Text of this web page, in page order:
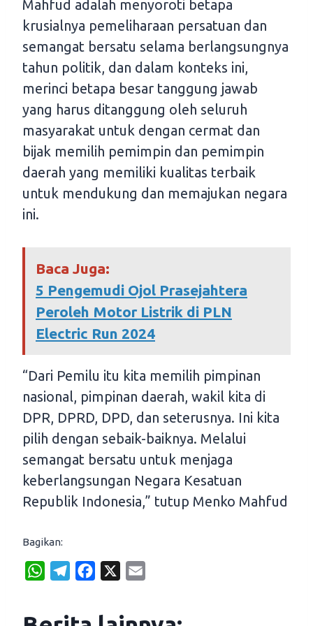
Mahfud adalah menyoroti betapa
krusialnya pemeliharaan persatuan dan
semangat bersatu selama berlangsungnya
tahun politik, dan dalam konteks ini,
merinci betapa besar tanggung jawab
yang harus ditanggung oleh seluruh
masyarakat untuk dengan cermat dan
bijak memilih pemimpin dan pemimpin
daerah yang memiliki kualitas terbaik
untuk mendukung dan memajukan negara
ini.
Baca Juga:
5 Pengemudi Ojol Prasejahtera
Peroleh Motor Listrik di PLN
Electric Run 2024
“Dari Pemilu itu kita memilih pimpinan
nasional, pimpinan daerah, wakil kita di
DPR, DPRD, DPD, dan seterusnya. Ini kita
pilih dengan sebaik-baiknya. Melalui
semangat bersatu untuk menjaga
keberlangsungan Negara Kesatuan
Republik Indonesia,” tutup Menko Mahfud
Bagikan:
W